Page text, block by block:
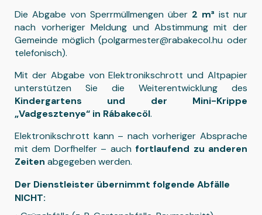
Die Abgabe von Sperrmüllmengen über 2 m³ ist nur
nach vorheriger Meldung und Abstimmung mit der
Gemeinde möglich (polgarmester@rabakecol.hu oder
telefonisch).
Mit der Abgabe von Elektronikschrott und Altpapier
unterstützen Sie die Weiterentwicklung des
Kindergartens und der Mini-Krippe
„Vadgesztenye“ in Rábakecöl.
Elektronikschrott kann – nach vorheriger Absprache
mit dem Dorfhelfer – auchfortlaufend zu anderen
Zeiten abgegeben werden.
Der Dienstleister übernimmt folgende Abfälle
NICHT: